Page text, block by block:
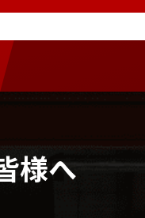
様へ